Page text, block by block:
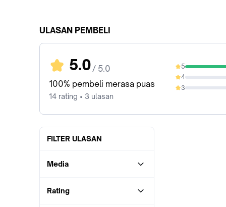
ULASAN PEMBELI
5.0 / 5.0
100% pembeli merasa puas
14 rating • 3 ulasan
5
100%
4
0%
3
0%
FILTER ULASAN
Media
Rating